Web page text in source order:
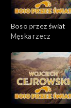
Boso przez świat
Męska rzecz